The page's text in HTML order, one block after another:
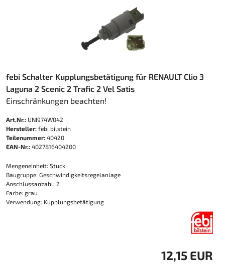
febi Schalter Kupplungsbetätigung für RENAULT Clio 3
Laguna 2 Scenic 2 Trafic 2 Vel Satis
Einschränkungen beachten!
Art.Nr.: UNI974W042
Hersteller: febi bilstein
Teilenummer: 40420
EAN-Nr.: 4027816404200
Mengeneinheit: Stück
Baugruppe: Geschwindigkeitsregelanlage
Anschlussanzahl: 2
Farbe: grau
Verwendung: Kupplungsbetätigung
12,15 EUR